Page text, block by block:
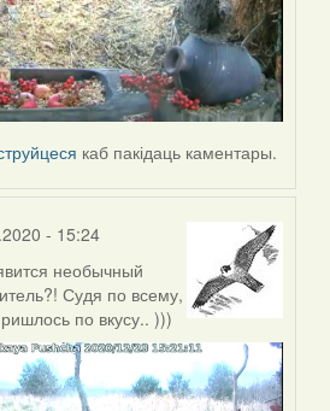
каб пакідаць каментары.
- 15:24
необычный
Судя по всему,
по вкусу.. )))